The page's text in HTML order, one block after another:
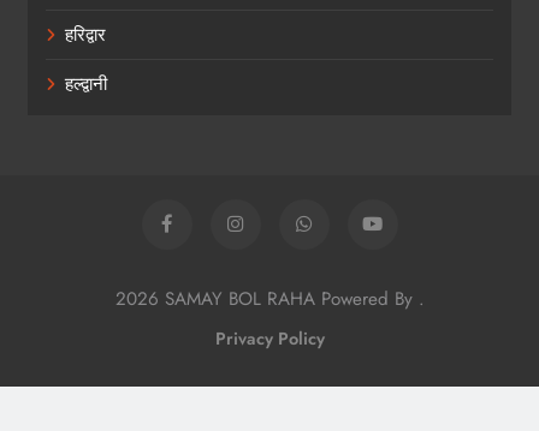
हरिद्वार
हल्द्वानी
2026 SAMAY BOL RAHA Powered By .
Privacy Policy